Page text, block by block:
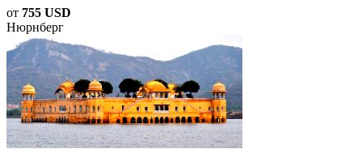
от 755 USD
Нюрнберг